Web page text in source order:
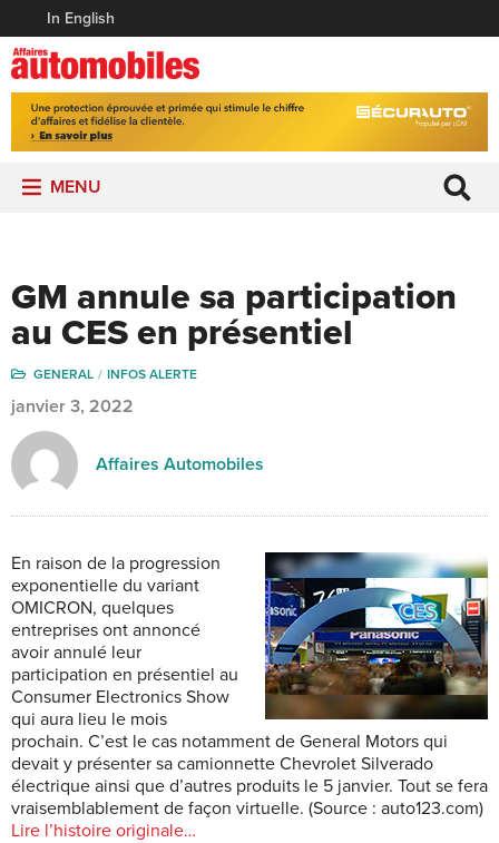
In English
MENU
GM annule sa participation
au CES en présentiel
GENERAL INFOS ALERTE
janvier 3, 2022
Affaires Automobiles
En raison de la progression
exponentielle du variant
OMICRON, quelques
entreprises ont annoncé
avoir annulé leur
participation en présentiel au
Consumer Electronics Show
qui aura lieu le mois
prochain. C’est le cas notamment de General Motors qui
devait y présenter sa camionnette Chevrolet Silverado
électrique ainsi que d’autres produits le 5 janvier. Tout se fera
vraisemblablement de façon virtuelle. (Source : auto123.com)
Lire l’histoire originale…